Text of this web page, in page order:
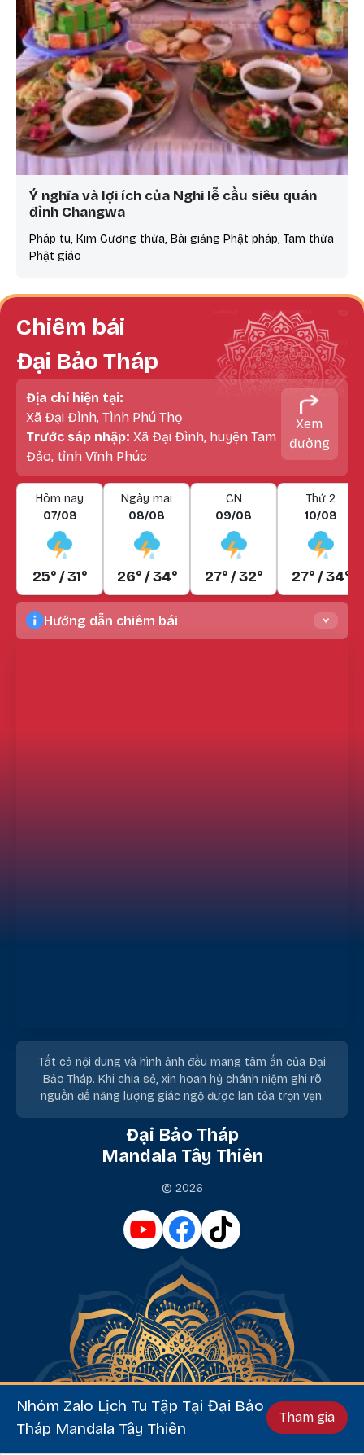
Ý nghĩa và lợi ích của Nghi lễ cầu siêu quán
đỉnh Changwa
Pháp tu, Kim Cương thừa, Bài giảng Phật pháp, Tam thừa
Phật giáo
Chiêm bái
Đại Bảo Tháp
Địa chỉ hiện tại:
Xã Đại Đình, Tình Phú Thọ
Trước sáp nhập: Xã Đại Đình, huyện Tam
Đảo, tỉnh Vĩnh Phúc
Xem
đường
Hôm nay
07/08
25° / 31°
Ngày mai
08/08
26° / 34°
CN
09/08
27° / 32°
Thứ 2
10/08
27° / 34°
Hướng dẫn chiêm bái
Tất cả nội dung và hình ảnh đều mang tâm ấn của Đại
Bảo Tháp. Khi chia sẻ, xin hoan hỷ chánh niệm ghi rõ
nguồn để năng lượng giác ngộ được lan tỏa trọn vẹn.
Đại Bảo Tháp
Mandala Tây Thiên
© 2026
Nhóm Zalo Lịch Tu Tập Tại Đại Bảo
Tháp Mandala Tây Thiên
Tham gia